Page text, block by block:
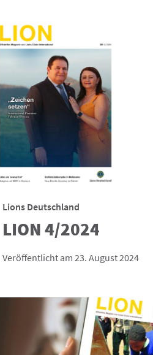
Lions Deutschland
LION 4/2024
Veröffentlicht am 23. August 2024